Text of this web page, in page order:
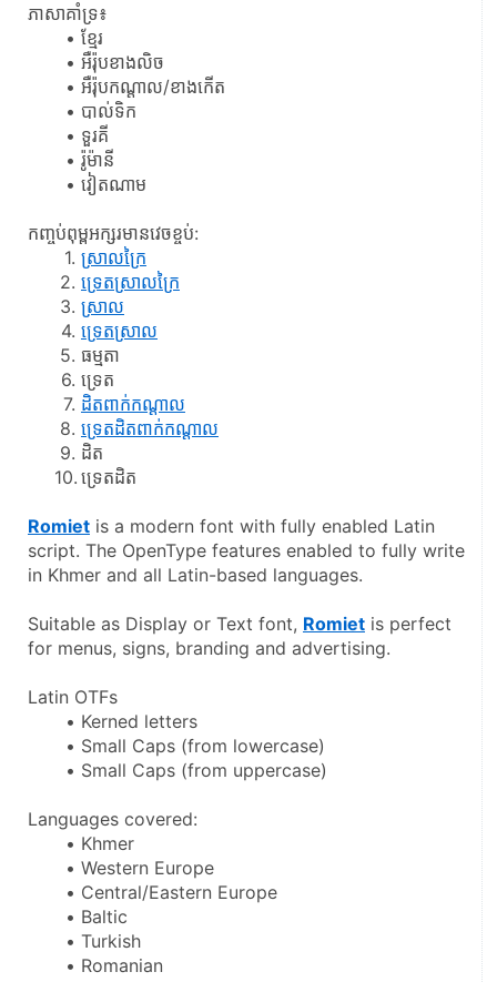
ភាសាគាំទ្រ៖
ខ្មែរ
អឺរ៉ុប​ខាងលិច
អឺរ៉ុបកណ្តាល/ខាងកើត
បាល់ទិក
ទួរគី
រ៉ូម៉ានី
វៀតណាម
កញ្ចប់ពុម្ពអក្សរមានវេចខ្ចប់:
ស្រាលក្រៃ
ទ្រេតស្រាលក្រៃ
ស្រាល
ទ្រេតស្រាល
ធម្មតា
ទ្រេត
ដិតពាក់កណ្ដាល
ទ្រេតដិតពាក់កណ្ដាល
ដិត
ទ្រេតដិត
Romiet is a modern font with fully enabled Latin
script. The OpenType features enabled to fully write
in Khmer and all Latin-based languages.
Suitable as Display or Text font, Romiet is perfect
for menus, signs, branding and advertising.
Latin OTFs
Kerned letters
Small Caps (from lowercase)
Small Caps (from uppercase)
Languages covered:
Khmer
Western Europe
Central/Eastern Europe
Baltic
Turkish
Romanian